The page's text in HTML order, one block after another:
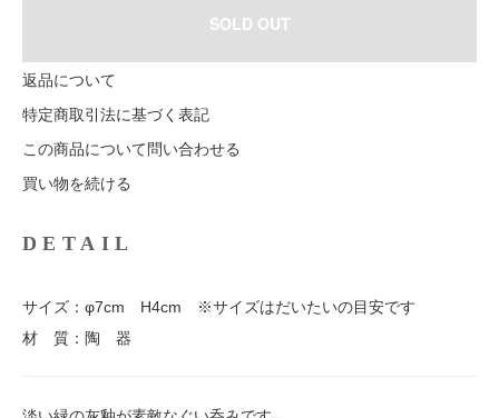
SOLD OUT
返品について
特定商取引法に基づく表記
この商品について問い合わせる
買い物を続ける
DETAIL
サイズ：φ7cm H4cm ※サイズはだいたいの目安です
材 質：陶 器